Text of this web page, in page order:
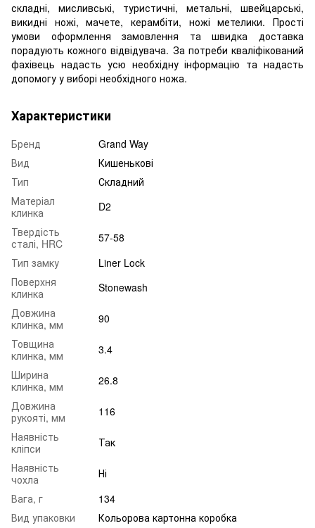
складні, мисливські, туристичні, метальні, швейцарські,
викидні ножі, мачете, керамбіти, ножі метелики. Прості
умови оформлення замовлення та швидка доставка
порадують кожного відвідувача. За потреби кваліфікований
фахівець надасть усю необхідну інформацію та надасть
допомогу у виборі необхідного ножа.
Характеристики
Бренд
Grand Way
Вид
Кишенькові
Тип
Складний
Матеріал
клинка
D2
Твердість
сталі, HRC
57-58
Тип замку
Liner Lock
Поверхня
клинка
Stonewash
Довжина
клинка, мм
90
Товщина
клинка, мм
3.4
Ширина
клинка, мм
26.8
Довжина
рукояті, мм
116
Наявність
кліпси
Так
Наявність
чохла
Ні
Вага, г
134
Вид упаковки
Кольорова картонна коробка